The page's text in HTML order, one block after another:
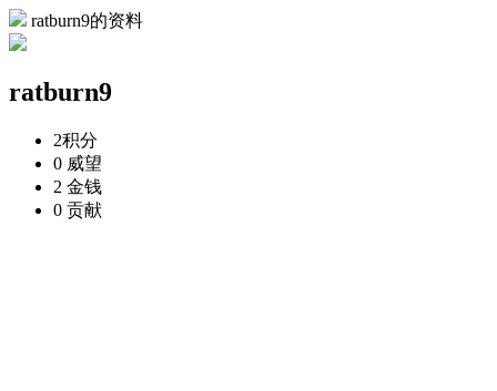
ratburn9的资料
ratburn9
2积分
0 威望
2 金钱
0 贡献